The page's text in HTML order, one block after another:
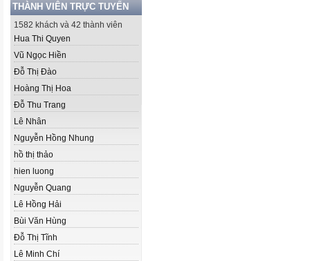
THÀNH VIÊN TRỰC TUYẾN
1582 khách và 42 thành viên
Hua Thi Quyen
Vũ Ngọc Hiền
Đỗ Thị Đào
Hoàng Thị Hoa
Đỗ Thu Trang
Lê Nhân
Nguyễn Hồng Nhung
hồ thị thảo
hien luong
Nguyễn Quang
Lê Hồng Hải
Bùi Văn Hùng
Đỗ Thị Tĩnh
Lê Minh Chí